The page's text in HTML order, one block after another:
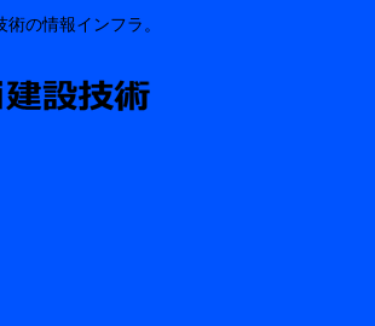
の情報インフラ。